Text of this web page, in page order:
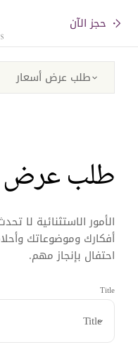
حجز الآن
طلب عرض
الأمور الاستثنائية لا
أفكارك وموضوعاتك
احتفال بإنجاز مهم.
Title